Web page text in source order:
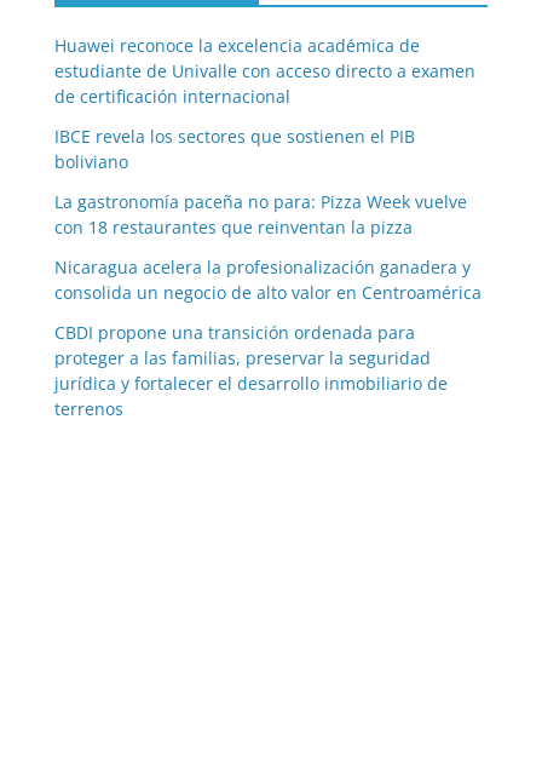
Huawei reconoce la excelencia académica de
estudiante de Univalle con acceso directo a examen
de certificación internacional
IBCE revela los sectores que sostienen el PIB
boliviano
La gastronomía paceña no para: Pizza Week vuelve
con 18 restaurantes que reinventan la pizza
Nicaragua acelera la profesionalización ganadera y
consolida un negocio de alto valor en Centroamérica
CBDI propone una transición ordenada para
proteger a las familias, preservar la seguridad
jurídica y fortalecer el desarrollo inmobiliario de
terrenos